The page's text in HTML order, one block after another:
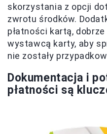
skorzystania z opcji
zwrotu środków.
płatności kartą,
wystawcą karty, aby
nie zostały
Dokumentacja i
płatności są